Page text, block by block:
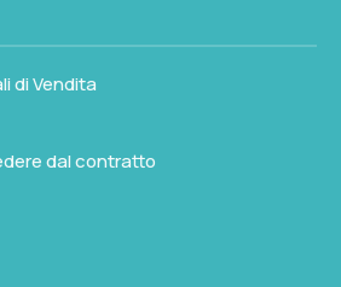
rischio di appannamento
370 g e le dimensioni
facilmente
cerata o in una sacca di
è utile per rilevamenti
impugnare uno strumento
di Vendita
dal contratto